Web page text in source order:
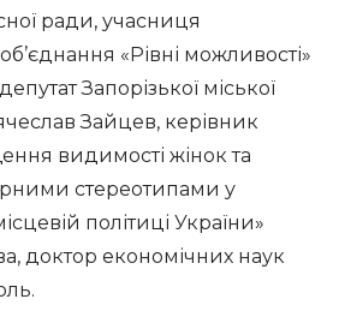
ради, учасниця
«Рівні можливості»
Запорізької міської
Зайцев, керівник
видимості жінок та
стереотипами у
політиці України»
доктор економічних наук